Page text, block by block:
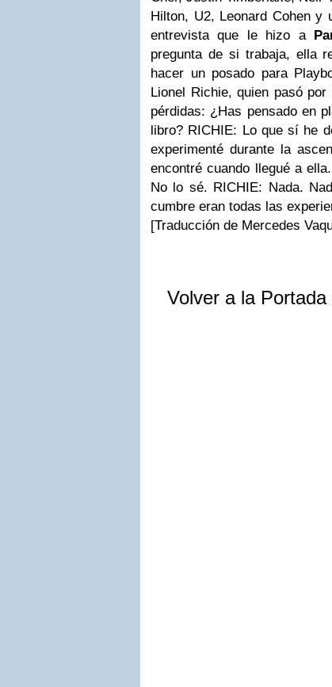
Hilton, U2, Leonard Cohen
entrevista que le hizo a
pregunta de si trabaja, ella
hacer un posado para
Lionel Richie, quien pasó
pérdidas: ¿Has pensado en
libro? RICHIE: Lo que sí he
experimenté durante la
encontré cuando llegué a
No lo sé. RICHIE: Nada.
cumbre eran todas las
[Traducción de Mercedes
Volver a la Portada